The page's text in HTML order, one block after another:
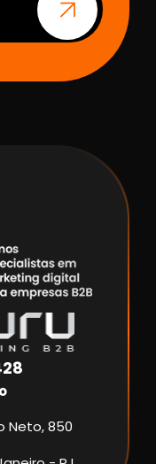
Neto, 850